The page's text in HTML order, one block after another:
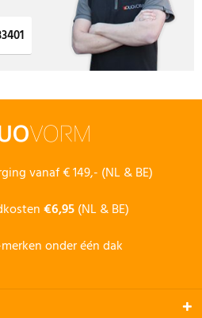
vanaf € 149,- (NL & BE)
€6,95(NL & BE)
onder één dak